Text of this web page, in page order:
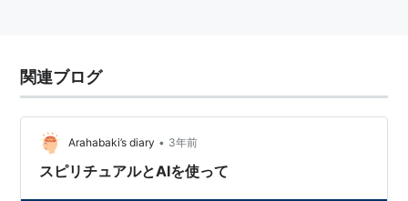
関連ブログ
Arahabaki’s diary • 3年前
スピリチュアルとAIを使って